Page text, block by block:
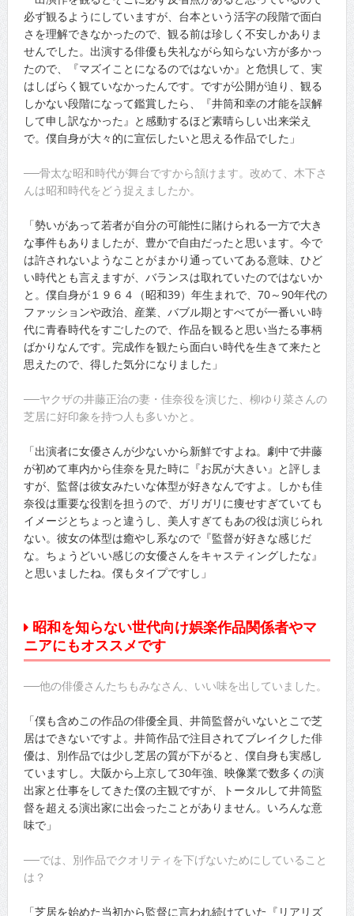
必ず観るようにしていますが、台本という活字の段階で面白
さを理解できなかったので、観る前は珍しく不安しかありま
せんでした。出演する俳優も失礼ながら知らない方が多かっ
たので、『マズイことになるのではないか』と危惧して、実
はしばらく観ていなかったんです。ですが公開が迫り、観る
しかない段階になって鑑賞したら、『井筒和幸の才能を誤解
して申し訳なかった』と感動するほど素晴らしい出来栄え
で。僕自身が大々的に宣伝したいと思える作品でした」
──骨太な昭和時代が舞台ですから頷けます。改めて、木下さ
んは昭和時代をどう捉えましたか。
「勢いがあって若者が自分の可能性に賭けられる一方で大き
な事件もありましたが、豊かで自由だったと思います。今で
は許されないようなことがまかり通っていてある意味、ひど
い時代とも言えますが、バランスは取れていたのではないか
と。僕自身が１９６４（昭和39）年生まれで、70～90年代の
ファッションや政治、産業、バブル期とすべてが一番いい時
代に青春時代をすごしたので、作品を観ると思い当たる事柄
ばかりなんです。完成作を観たら面白い時代を生きて来たと
思えたので、得した気分になりました」
──ヤクザの井藤正治の妻・佳奈役を演じた、柳ゆり菜さんの
芝居に好印象を持つ人も多いかと。
「出演者に女優さんが少ないから新鮮ですよね。劇中で井藤
が初めて車内から佳奈を見た時に『お尻が大きい』と評しま
すが、監督は彼女みたいな体型が好きなんですよ。しかも佳
奈役は重要な役割を担うので、ガリガリに痩せすぎていても
イメージとちょっと違うし、美人すぎてもあの役は演じられ
ない。彼女の体型は癒やし系なので『監督が好きな感じだ
な。ちょうどいい感じの女優さんをキャスティングしたな』
と思いましたね。僕もタイプですし」
昭和を知らない世代向け娯楽作品関係者やマ
ニアにもオススメです
──他の俳優さんたちもみなさん、いい味を出していました。
「僕も含めこの作品の俳優全員、井筒監督がいないとこで芝
居はできないですよ。井筒作品で注目されてブレイクした俳
優は、別作品では少し芝居の質が下がると、僕自身も実感し
ていますし。大阪から上京して30年強、映像業で数多くの演
出家と仕事をしてきた僕の主観ですが、トータルして井筒監
督を超える演出家に出会ったことがありません。いろんな意
味で」
──では、別作品でクオリティを下げないためにしていること
は？
「芝居を始めた当初から監督に言われ続けていた『リアリズ